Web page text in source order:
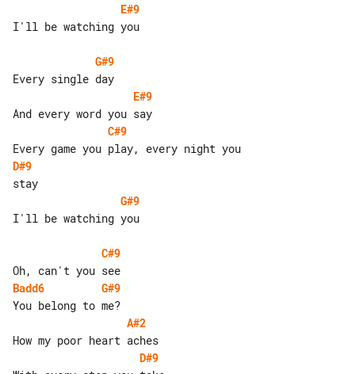
E#9
I'll be watching you
G#9
E#9
C#9
D#9
G#9
I'll be watching you
C#9
Badd6
G#9
A#2
D#9